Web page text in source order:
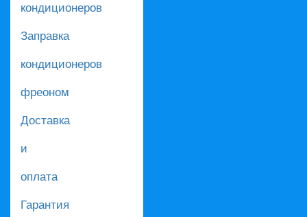
кондиционеров
Заправка
кондиционеров
фреоном
Доставка
и
оплата
Гарантия